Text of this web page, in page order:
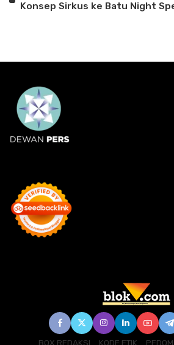
Konsep Sirkus ke Batu Night
BOX REDAKSI KODE ETIK